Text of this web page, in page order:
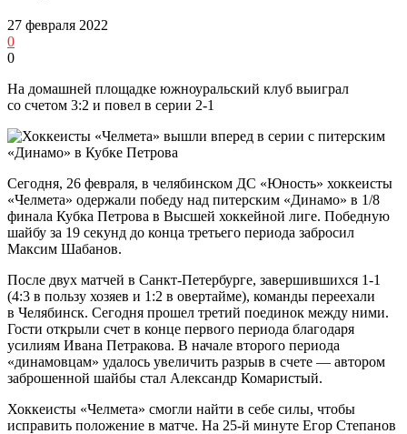
27 февраля 2022
0
0
На домашней площадке южноуральский клуб выиграл
со счетом 3:2 и повел в серии 2-1
Сегодня, 26 февраля, в челябинском ДС «Юность» хоккеисты
«Челмета» одержали победу над питерским «Динамо» в 1/8
финала Кубка Петрова в Высшей хоккейной лиге. Победную
шайбу за 19 секунд до конца третьего периода забросил
Максим Шабанов.
После двух матчей в Санкт-Петербурге, завершившихся 1-1
(4:3 в пользу хозяев и 1:2 в овертайме), команды переехали
в Челябинск. Сегодня прошел третий поединок между ними.
Гости открыли счет в конце первого периода благодаря
усилиям Ивана Петракова. В начале второго периода
«динамовцам» удалось увеличить разрыв в счете — автором
заброшенной шайбы стал Александр Комаристый.
Хоккеисты «Челмета» смогли найти в себе силы, чтобы
исправить положение в матче. На 25-й минуте Егор Степанов